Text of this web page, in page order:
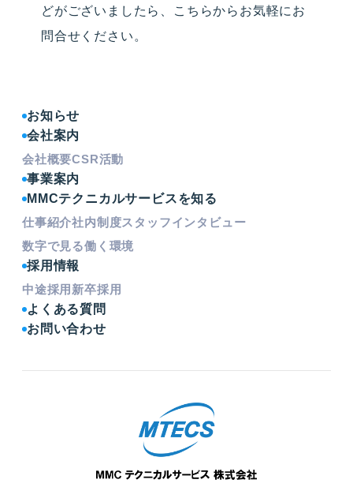
どがございましたら、こちらからお気軽にお
問合せください。
お知らせ
会社案内
会社概要CSR活動
事業案内
MMCテクニカルサービスを知る
仕事紹介社内制度スタッフインタビュー
数字で見る働く環境
採用情報
中途採用 新卒採用
よくある質問
お問い合わせ